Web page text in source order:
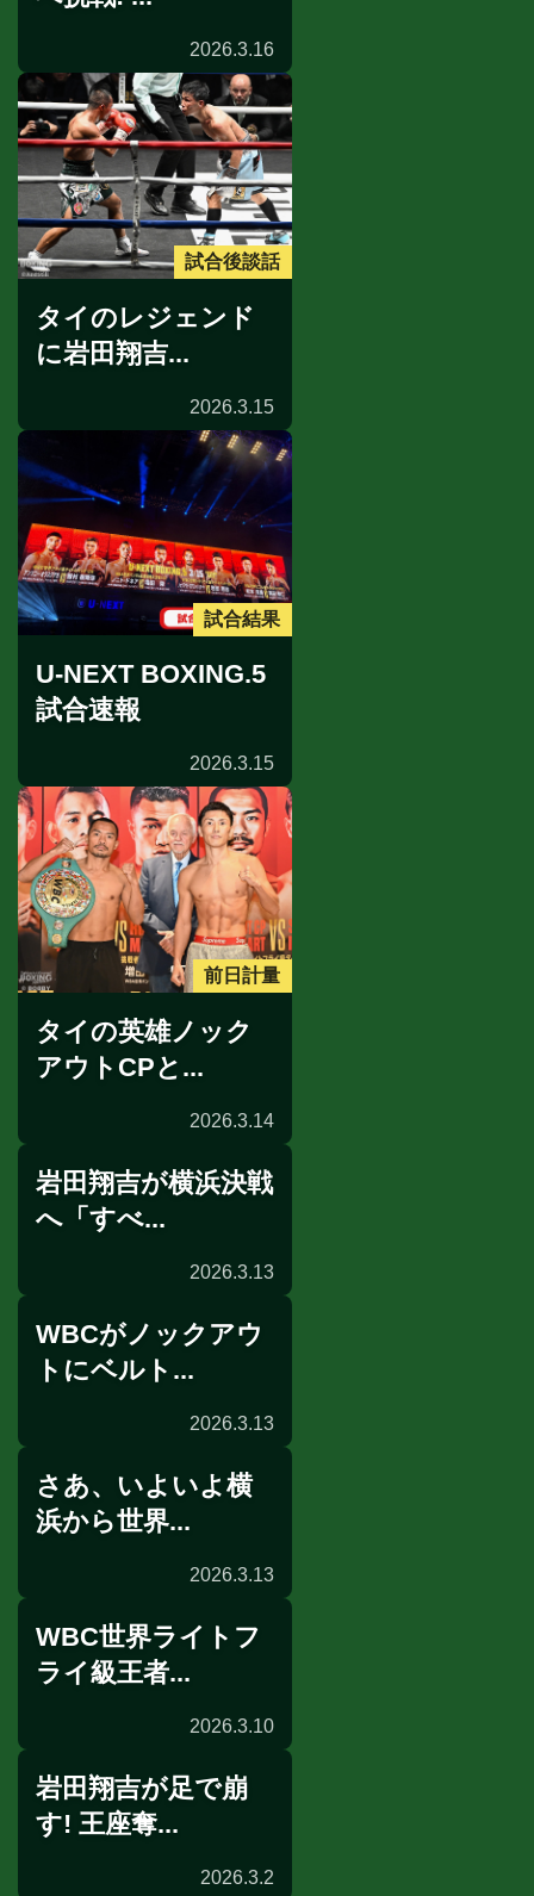
2026.3.16
試合後談話
タイのレジェンド
に岩田翔吉...
2026.3.15
試合結果
U-NEXT BOXING.5
試合速報
2026.3.15
前日計量
タイの英雄ノック
アウトCPと...
2026.3.14
記者会見
岩田翔吉が横浜決戦
へ「すべ...
2026.3.13
授与式
WBCがノックアウ
トにベルト...
2026.3.13
記者会見
さあ、いよいよ横
浜から世界...
2026.3.13
公開練習
WBC世界ライトフ
ライ級王者...
2026.3.10
岩田翔吉が足で崩
す! 王座奪...
2026.3.2